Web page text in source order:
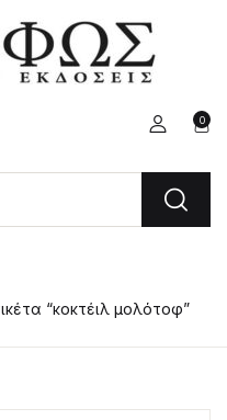
0
“κοκτέιλ μολότοφ”